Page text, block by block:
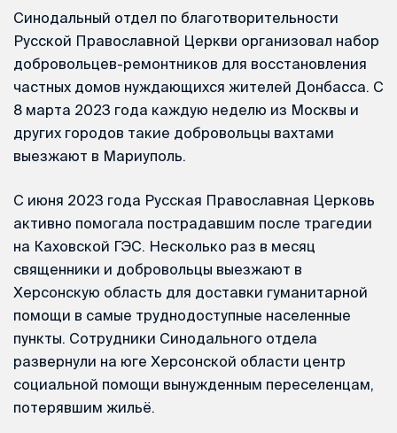
Синодальный отдел по благотворительности
Русской Православной Церкви организовал набор
добровольцев-ремонтников для восстановления
частных домов нуждающихся жителей Донбасса. С
8 марта 2023 года каждую неделю из Москвы и
других городов такие добровольцы вахтами
выезжают в Мариуполь.
С июня 2023 года Русская Православная Церковь
активно помогала пострадавшим после трагедии
на Каховской ГЭС. Несколько раз в месяц
священники и добровольцы выезжают в
Херсонскую область для доставки гуманитарной
помощи в самые труднодоступные населенные
пункты. Сотрудники Синодального отдела
развернули на юге Херсонской области центр
социальной помощи вынужденным переселенцам,
потерявшим жильё.